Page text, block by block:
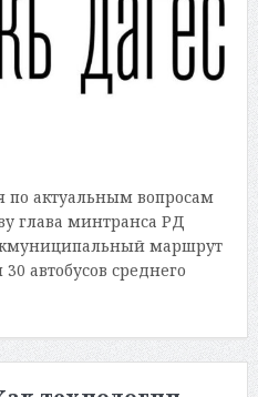
по актуальным вопросам
глава минтранса РД
маршрут
автобусов среднего